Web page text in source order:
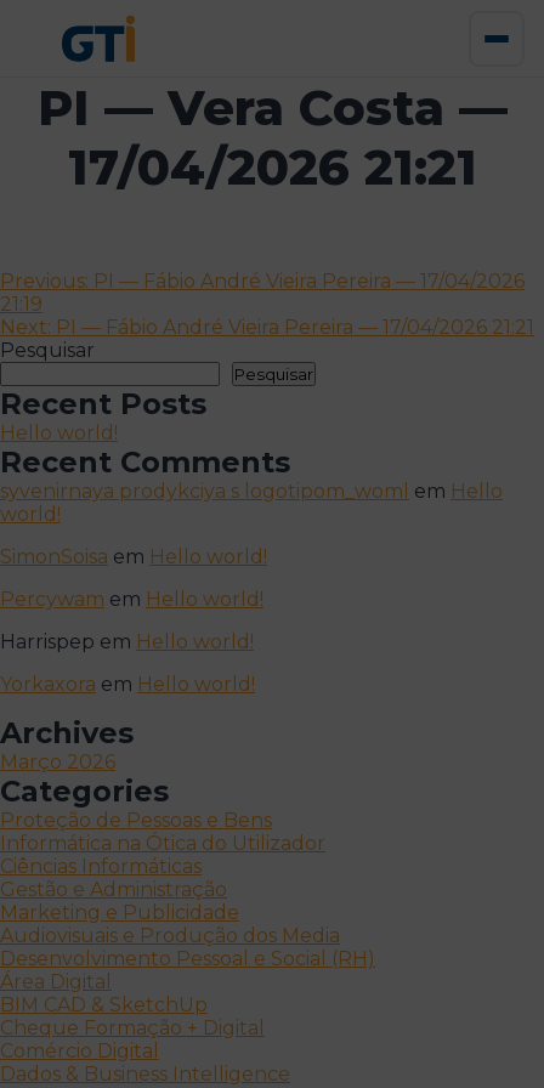
PI — Vera Costa —
17/04/2026 21:21
Navegação
de
artigos
Previous: PI — Fábio André Vieira Pereira — 17/04/2026
21:19
Next: PI — Fábio André Vieira Pereira — 17/04/2026 21:21
Pesquisar
Pesquisar
Recent Posts
Hello world!
Recent Comments
syvenirnaya prodykciya s logotipom_woml em Hello
world!
SimonSoisa em Hello world!
Percywam em Hello world!
Harrispep em Hello world!
Yorkaxora em Hello world!
Archives
Março 2026
Categories
Proteção de Pessoas e Bens
Informática na Ótica do Utilizador
Ciências Informáticas
Gestão e Administração
Marketing e Publicidade
Audiovisuais e Produção dos Media
Desenvolvimento Pessoal e Social (RH)
Área Digital
BIM CAD & SketchUp
Cheque Formação + Digital
Comércio Digital
Dados & Business Intelligence